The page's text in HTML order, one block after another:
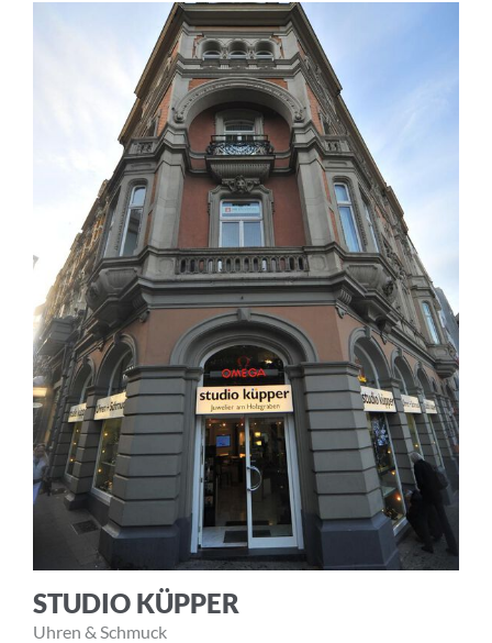
STUDIO KÜPPER
Uhren & Schmuck